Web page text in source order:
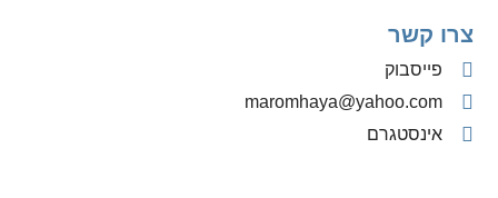
צרו קשר
פייסבוק
‫maromhaya@yahoo.com
אינסטגרם